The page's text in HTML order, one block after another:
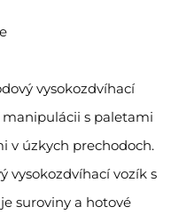
vysokozdvíhací
s paletami
v úzkych prechodoch.
vysokozdvíhací vozík s
suroviny a hotové